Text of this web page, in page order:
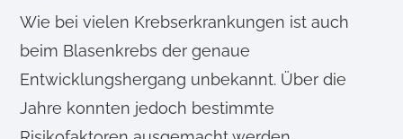
Wie bei vielen Krebserkrankungen ist auch
beim Blasenkrebs der genaue
Entwicklungshergang unbekannt. Über die
Jahre konnten jedoch bestimmte